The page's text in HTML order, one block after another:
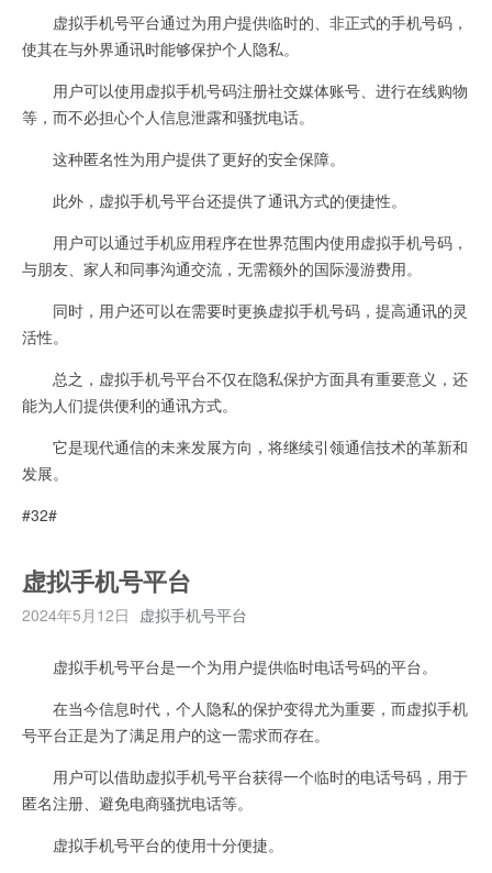
虚拟手机号平台通过为用户提供临时的、非正式的手机号码，
使其在与外界通讯时能够保护个人隐私。
用户可以使用虚拟手机号码注册社交媒体账号、进行在线购物
等，而不必担心个人信息泄露和骚扰电话。
这种匿名性为用户提供了更好的安全保障。
此外，虚拟手机号平台还提供了通讯方式的便捷性。
用户可以通过手机应用程序在世界范围内使用虚拟手机号码，
与朋友、家人和同事沟通交流，无需额外的国际漫游费用。
同时，用户还可以在需要时更换虚拟手机号码，提高通讯的灵
活性。
总之，虚拟手机号平台不仅在隐私保护方面具有重要意义，还
能为人们提供便利的通讯方式。
它是现代通信的未来发展方向，将继续引领通信技术的革新和
发展。
#32#
虚拟手机号平台
2024年5月12日 虚拟手机号平台
虚拟手机号平台是一个为用户提供临时电话号码的平台。
在当今信息时代，个人隐私的保护变得尤为重要，而虚拟手机
号平台正是为了满足用户的这一需求而存在。
用户可以借助虚拟手机号平台获得一个临时的电话号码，用于
匿名注册、避免电商骚扰电话等。
虚拟手机号平台的使用十分便捷。